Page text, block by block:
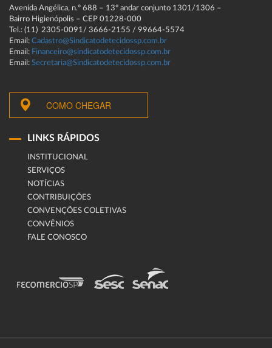
Avenida Angélica, n.º 688 – 13º andar conjunto 1301/1306 –
Bairro Higienópolis – CEP 01228-000
Tel.: (11) 2305-0091/ 3666-2155 / 99664-5574
Email: Cadastro@Sindicatodetecidossp.com.br
Email: Financeiro@sindicatodetecidossp.com.br
Email: Secretaria@Sindicatodetecidossp.com.br
COMO CHEGAR
LINKS RÁPIDOS
INSTITUCIONAL
SERVIÇOS
NOTÍCIAS
CONTRIBUIÇÕES
CONVENÇÕES COLETIVAS
CONVÊNIOS
FALE CONOSCO